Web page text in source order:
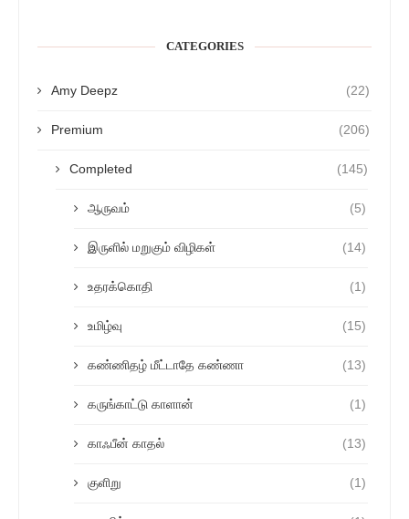
CATEGORIES
Amy Deepz (22)
Premium (206)
Completed (145)
ஆருவம் (5)
இருளில் மறுகும் விழிகள் (14)
உதரக்கொதி (1)
உமிழ்வு (15)
கண்ணிதழ் மீட்டாதே கண்ணா (13)
கருங்காட்டு காளான் (1)
காஃபீன் காதல் (13)
குளிறு (1)